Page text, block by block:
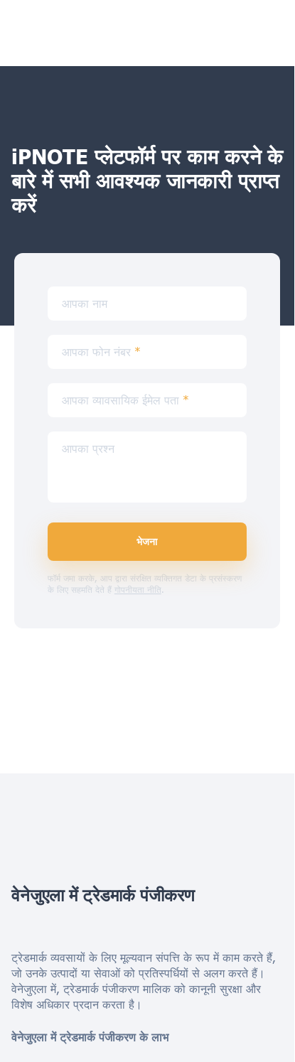
iPNOTE प्लेटफॉर्म पर काम करने के
बारे में सभी आवश्यक जानकारी प्राप्त
करें
आपका नाम
आपका फोन नंबर *
आपका व्यावसायिक ईमेल पता *
आपका प्रश्न
भेजना
फॉर्म जमा करके, आप द्वारा संरक्षित व्यक्तिगत डेटा के प्रसंस्करण
के लिए सहमति देते हैं गोपनीयता नीति.
वेनेजुएला में ट्रेडमार्क पंजीकरण
ट्रेडमार्क व्यवसायों के लिए मूल्यवान संपत्ति के रूप में काम करते हैं,
जो उनके उत्पादों या सेवाओं को प्रतिस्पर्धियों से अलग करते हैं।
वेनेजुएला में, ट्रेडमार्क पंजीकरण मालिक को कानूनी सुरक्षा और
विशेष अधिकार प्रदान करता है।
वेनेजुएला में ट्रेडमार्क पंजीकरण के लाभ